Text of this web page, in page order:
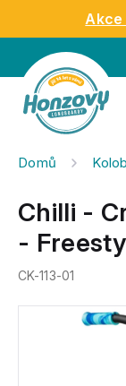
obsah
Akce
Domů
Chilli -
-
CK-113-01